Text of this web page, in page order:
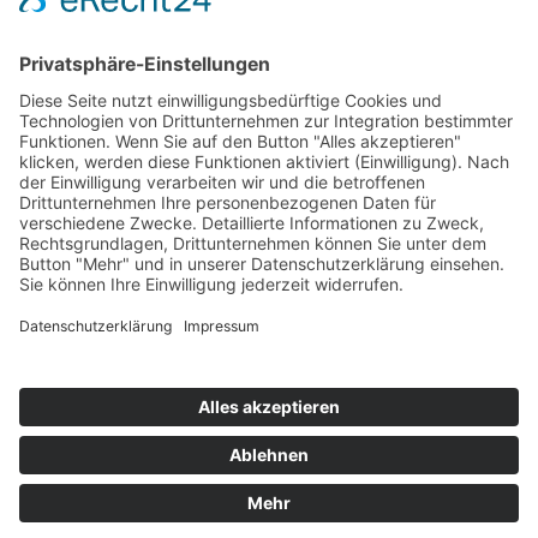
Fax
0241 50 20 49
Standort Kerpen
Kerpener Str. 154
50170 Kerpen
Tel
+49 (0) 2273 40 611 20
Fax
02273 40 611 20
Mail
info@schmitz-lehnen.de
Unsere Bürozeiten
14.30 - 17.30 Uhr
Fr 8.00 - 13.00 Uhr
Ab 9.00 Uhr sind wir zu den oben genannten
Zeiten für Sie telefonisch erreichbar.